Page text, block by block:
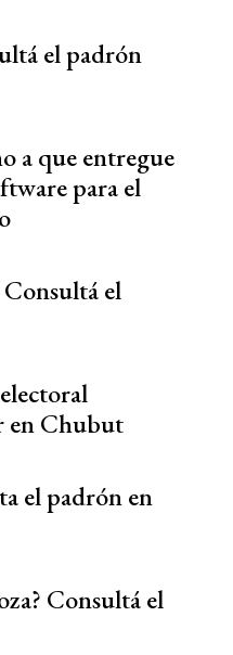
el padrón
a que entregue
para el
el
en Chubut
el padrón en
Consultá el